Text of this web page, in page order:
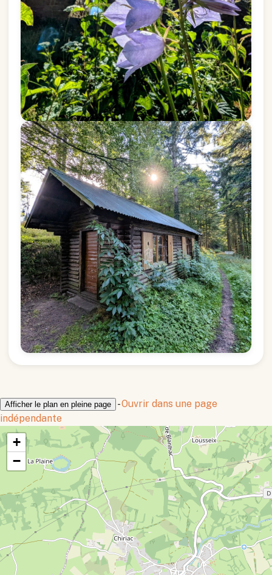
Afficher le plan en pleine page -Ouvrir dans une page
indépendante